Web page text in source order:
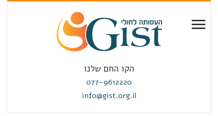
הקו החם שלנו
077-9612220
info@gist.org.il